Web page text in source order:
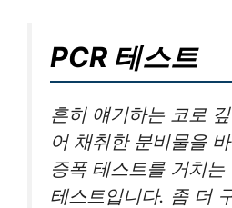
PCR 테스트
흔히 얘기하는 코로
어 채취한 분비물을
증폭 테스트를 거치
테스트입니다. 좀 더